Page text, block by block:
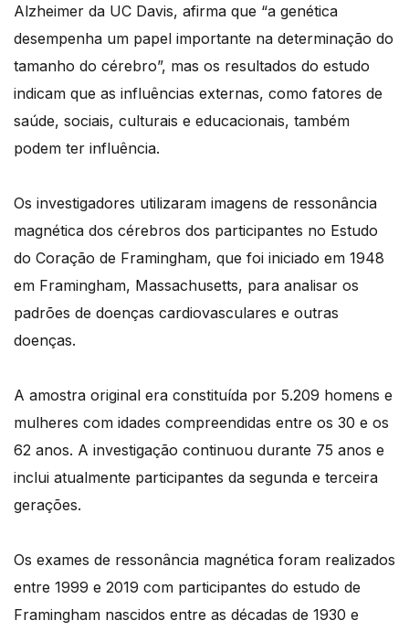
Alzheimer da UC Davis, afirma que “a genética
desempenha um papel importante na determinação do
tamanho do cérebro”, mas os resultados do estudo
indicam que as influências externas, como fatores de
saúde, sociais, culturais e educacionais, também
podem ter influência.
Os investigadores utilizaram imagens de ressonância
magnética dos cérebros dos participantes no Estudo
do Coração de Framingham, que foi iniciado em 1948
em Framingham, Massachusetts, para analisar os
padrões de doenças cardiovasculares e outras
doenças.
A amostra original era constituída por 5.209 homens e
mulheres com idades compreendidas entre os 30 e os
62 anos. A investigação continuou durante 75 anos e
inclui atualmente participantes da segunda e terceira
gerações.
Os exames de ressonância magnética foram realizados
entre 1999 e 2019 com participantes do estudo de
Framingham nascidos entre as décadas de 1930 e